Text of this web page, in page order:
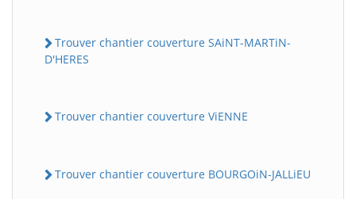
Trouver chantier couverture SAiNT-MARTiN-
D'HERES
Trouver chantier couverture ViENNE
Trouver chantier couverture BOURGOiN-JALLiEU